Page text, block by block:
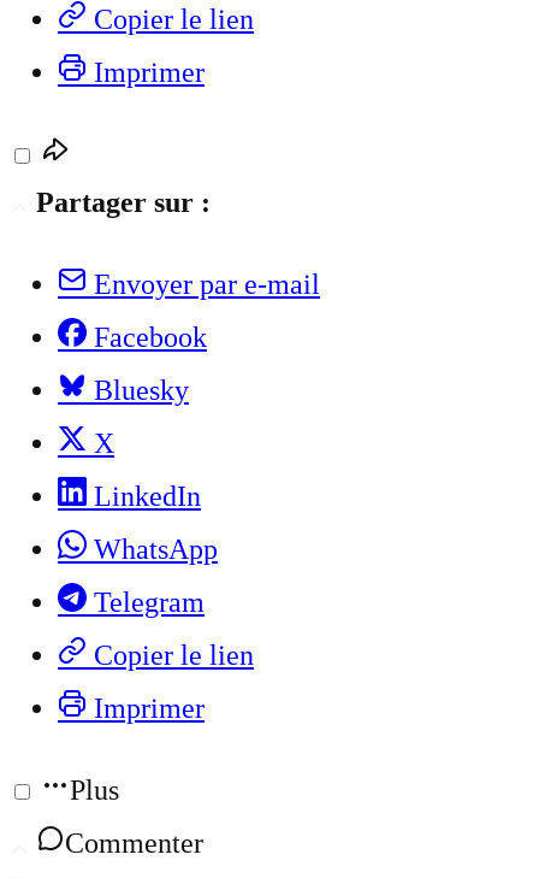
Copier le lien
Imprimer
Partager sur :
Envoyer par e-mail
Facebook
Bluesky
X
LinkedIn
WhatsApp
Telegram
Copier le lien
Imprimer
Plus
Commenter